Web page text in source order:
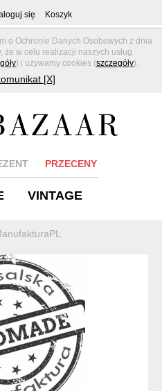
o Ochronie Danych Osobowych z dnia
że w celu realizacji naszych usług
) i używamy cookies (szczegóły).
[X]
się Koszyk
PRZECENY
VINTAGE